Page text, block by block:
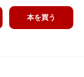
本を買う